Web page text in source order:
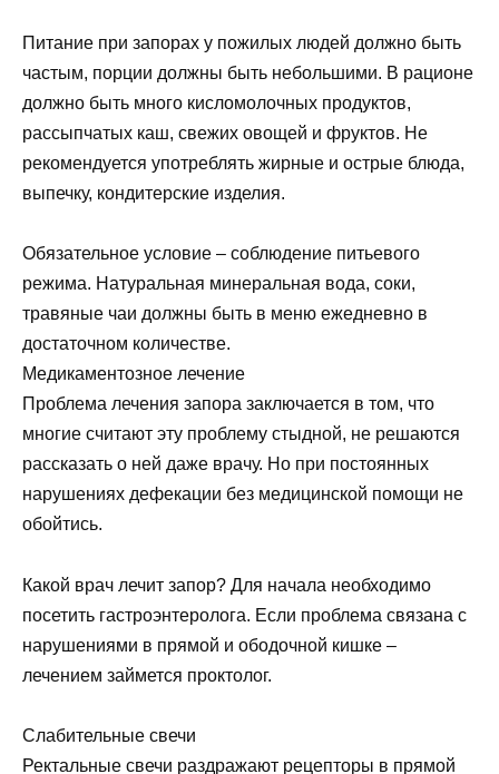
Питание при запорах у пожилых людей должно быть
частым, порции должны быть небольшими. В рационе
должно быть много кисломолочных продуктов,
рассыпчатых каш, свежих овощей и фруктов. Не
рекомендуется употреблять жирные и острые блюда,
выпечку, кондитерские изделия.
Обязательное условие – соблюдение питьевого
режима. Натуральная минеральная вода, соки,
травяные чаи должны быть в меню ежедневно в
достаточном количестве.
Медикаментозное лечение
Проблема лечения запора заключается в том, что
многие считают эту проблему стыдной, не решаются
рассказать о ней даже врачу. Но при постоянных
нарушениях дефекации без медицинской помощи не
обойтись.
Какой врач лечит запор? Для начала необходимо
посетить гастроэнтеролога. Если проблема связана с
нарушениями в прямой и ободочной кишке –
лечением займется проктолог.
Слабительные свечи
Ректальные свечи раздражают рецепторы в прямой